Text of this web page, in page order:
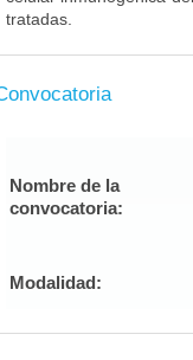
tratadas.
Nombre de la
convocatoria:
Modalidad: